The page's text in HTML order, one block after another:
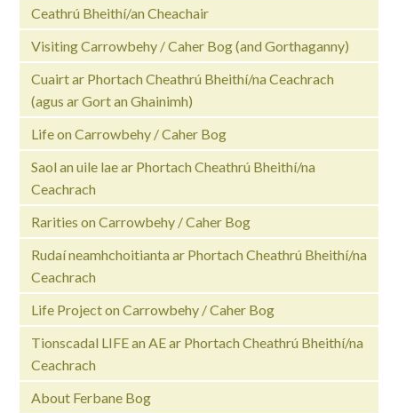
Ceathrú Bheithí/an Cheachair
Visiting Carrowbehy / Caher Bog (and Gorthaganny)
Cuairt ar Phortach Cheathrú Bheithí/na Ceachrach
(agus ar Gort an Ghainimh)
Life on Carrowbehy / Caher Bog
Saol an uile lae ar Phortach Cheathrú Bheithí/na
Ceachrach
Rarities on Carrowbehy / Caher Bog
Rudaí neamhchoitianta ar Phortach Cheathrú Bheithí/na
Ceachrach
Life Project on Carrowbehy / Caher Bog
Tionscadal LIFE an AE ar Phortach Cheathrú Bheithí/na
Ceachrach
About Ferbane Bog